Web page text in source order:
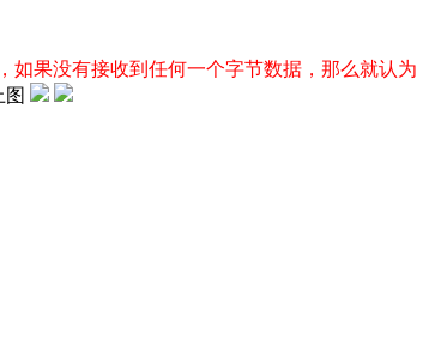
如果没有接收到任何一个字节数据，那么就认为
图